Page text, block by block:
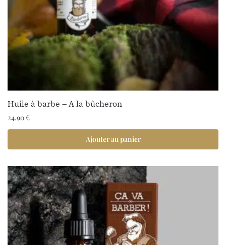
Huile à barbe – A la bûcheron
24.90€
Ajouter au panier